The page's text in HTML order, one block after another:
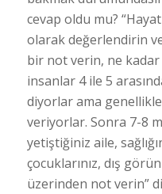
cevap oldu mu?
olarak değerlendirin
bir not verin, ne kadar
insanlar 4 ile 5
diyorlar ama
veriyorlar. Sonra 7-8
yetiştiğiniz aile,
çocuklarınız, dış
üzerinden not verin”